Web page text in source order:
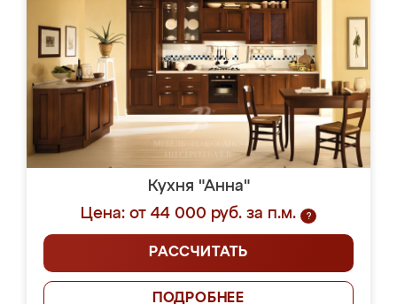
Кухня "Анна"
Цена: от 44 000 руб. за п.м.
?
РАССЧИТАТЬ
ПОДРОБНЕЕ